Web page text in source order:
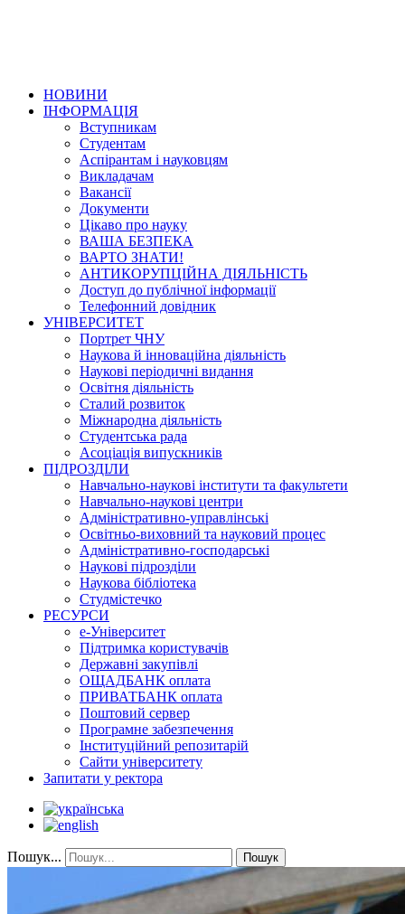
НОВИНИ
ІНФОРМАЦІЯ
Вступникам
Студентам
Аспірантам і науковцям
Викладачам
Вакансії
Документи
Цікаво про науку
ВАША БЕЗПЕКА
ВАРТО ЗНАТИ!
АНТИКОРУПЦІЙНА ДІЯЛЬНІСТЬ
Доступ до публічної інформації
Телефонний довідник
УНІВЕРСИТЕТ
Портрет ЧНУ
Наукова й інноваційна діяльність
Наукові періодичні видання
Освітня діяльність
Сталий розвиток
Міжнародна діяльність
Студентська рада
Асоціація випускників
ПІДРОЗДІЛИ
Навчально-наукові інститути та факультети
Навчально-наукові центри
Адміністративно-управлінські
Освітньо-виховний та науковий процес
Адміністративно-господарські
Наукові підрозділи
Наукова бібліотека
Студмістечко
РЕСУРСИ
е-Університет
Підтримка користувачів
Державні закупівлі
ОЩАДБАНК оплата
ПРИВАТБАНК оплата
Поштовий сервер
Програмне забезпечення
Інституційний репозитарій
Сайти університету
Запитати у ректора
Пошук... Пошук